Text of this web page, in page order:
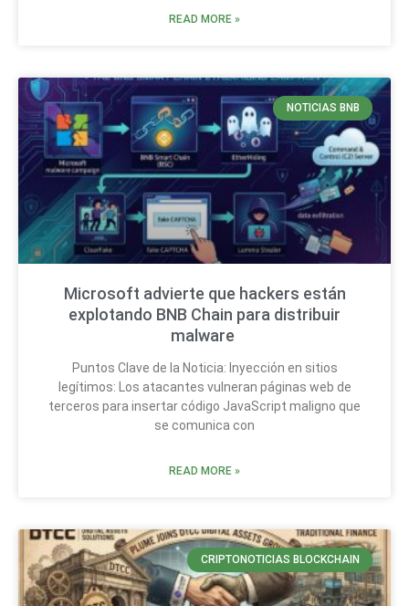
READ MORE »
NOTICIAS BNB
Microsoft advierte que hackers están
explotando BNB Chain para distribuir
malware
Puntos Clave de la Noticia: Inyección en sitios
legítimos: Los atacantes vulneran páginas web de
terceros para insertar código JavaScript maligno que
se comunica con
READ MORE »
CRIPTONOTICIAS BLOCKCHAIN